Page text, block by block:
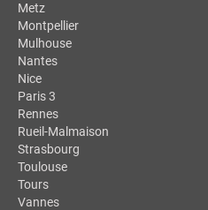
Metz
Montpellier
Mulhouse
Nantes
Nice
Paris 3
Rennes
Rueil-Malmaison
Strasbourg
Toulouse
Tours
Vannes